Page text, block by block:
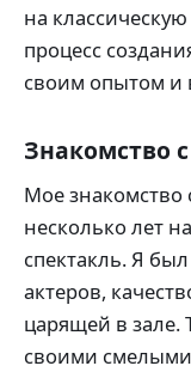
на
процесс
своим опытом и
Знакомство
Мое знакомство
несколько лет
спектакль. Я
актеров,
царящей в зале.
своими